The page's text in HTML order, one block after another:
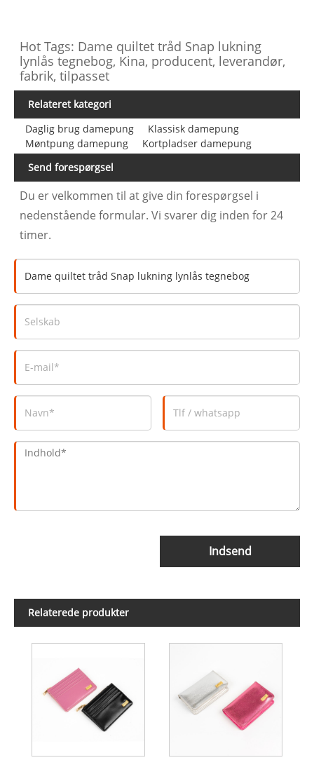
Hot Tags: Dame quiltet tråd Snap lukning
lynlås tegnebog, Kina, producent, leverandør,
fabrik, tilpasset
Relateret kategori
Daglig brug damepung
Klassisk damepung
Møntpung damepung
Kortpladser damepung
Send forespørgsel
Du er velkommen til at give din forespørgsel i
nedenstående formular. Vi svarer dig inden for 24
timer.
Indsend
Relaterede produkter